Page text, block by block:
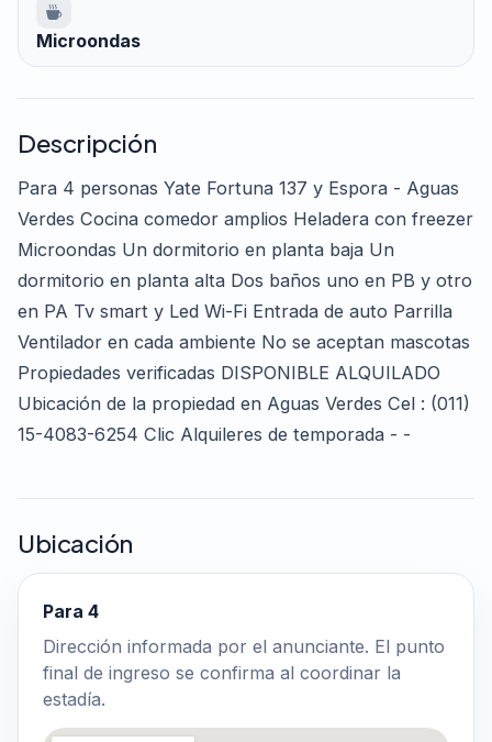
Microondas
Descripción
Para 4 personas Yate Fortuna 137 y Espora - Aguas
Verdes Cocina comedor amplios Heladera con freezer
Microondas Un dormitorio en planta baja Un
dormitorio en planta alta Dos baños uno en PB y otro
en PA Tv smart y Led Wi-Fi Entrada de auto Parrilla
Ventilador en cada ambiente No se aceptan mascotas
Propiedades verificadas DISPONIBLE ALQUILADO
Ubicación de la propiedad en Aguas Verdes Cel : (011)
15-4083-6254 Clic Alquileres de temporada - -
Ubicación
Para 4
Dirección informada por el anunciante. El punto
final de ingreso se confirma al coordinar la
estadía.